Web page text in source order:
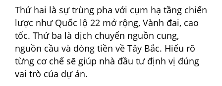
Thứ hai là sự trùng pha với cụm hạ tầng chiến
lược như Quốc lộ 22 mở rộng, Vành đai, cao
tốc. Thứ ba là dịch chuyển nguồn cung,
nguồn cầu và dòng tiền về Tây Bắc. Hiểu rõ
từng cơ chế sẽ giúp nhà đầu tư định vị đúng
vai trò của dự án.